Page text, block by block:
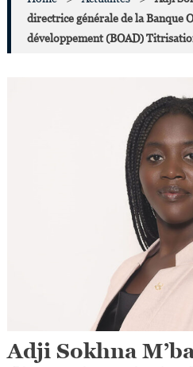
directrice générale de la Banque
développement (BOAD)
Adji Sokhna